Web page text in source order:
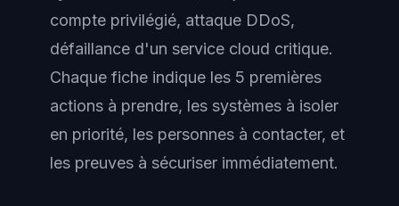
compte privilégié, attaque DDoS,
défaillance d'un service cloud critique.
Chaque fiche indique les 5 premières
actions à prendre, les systèmes à isoler
en priorité, les personnes à contacter, et
les preuves à sécuriser immédiatement.